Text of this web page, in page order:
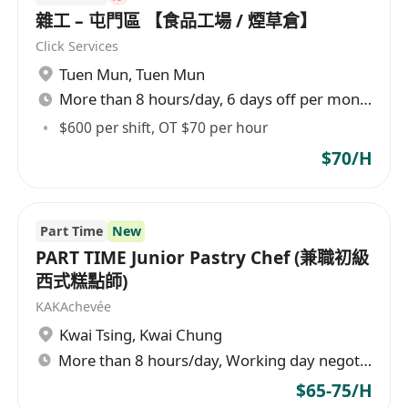
雜工 – 屯門區 【食品工場 / 煙草倉】
Click Services
Tuen Mun, Tuen Mun
More than 8 hours/day, 6 days off per month
$600 per shift, OT $70 per hour
$70/H
Part Time New
PART TIME Junior Pastry Chef (兼職初級
西式糕點師)
KAKAchevée
Kwai Tsing, Kwai Chung
More than 8 hours/day, Working day negotiable
$65-75/H